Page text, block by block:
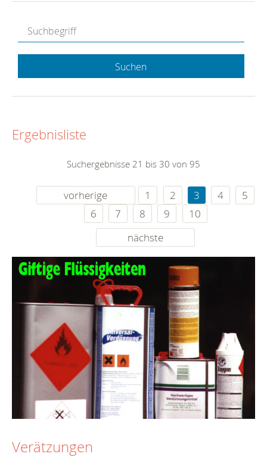
Suchen
Ergebnisliste
Suchergebnisse 21 bis 30 von 95
vorherige 1 2 3 4
5
6
7 8 9
10
nächste
Verätzungen